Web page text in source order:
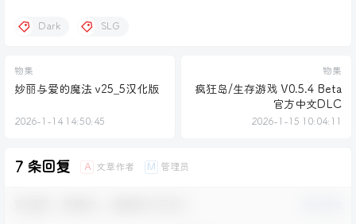
Dark SLG
物集
妙丽与爱的魔法 v25_5汉化版
2026-1-14 14:50:45
物集
疯狂岛/生存游戏 V0.5.4 Beta
官方中文DLC
2026-1-15 10:04:11
7 条回复 A 文章作者 M 管理员